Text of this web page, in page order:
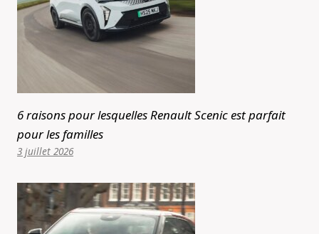
6 raisons pour lesquelles Renault Scenic est parfait
pour les familles
3 juillet 2026